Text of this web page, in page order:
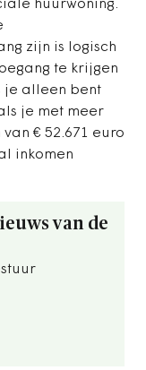
huurwoning.
zijn is logisch
te krijgen
je alleen bent
je met meer
€ 52.671 euro
inkomen
van de